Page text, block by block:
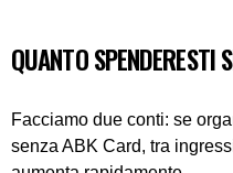
QUANTO SPENDERESTI
Facciamo due conti: se
senza ABK Card, tra